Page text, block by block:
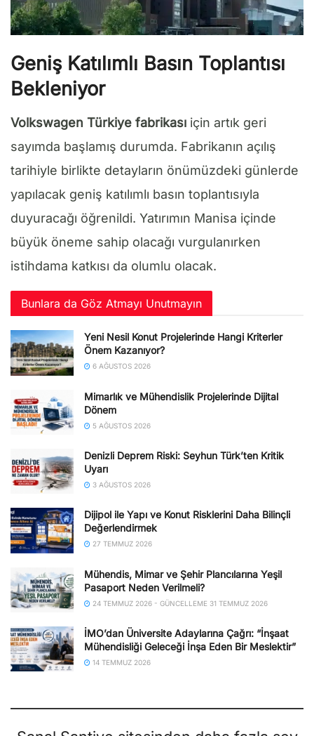
Geniş Katılımlı Basın Toplantısı
Bekleniyor
Volkswagen Türkiye fabrikası için artık geri
sayımda başlamış durumda. Fabrikanın açılış
tarihiyle birlikte detayların önümüzdeki günlerde
yapılacak geniş katılımlı basın toplantısıyla
duyuracağı öğrenildi. Yatırımın Manisa içinde
büyük öneme sahip olacağı vurgulanırken
istihdama katkısı da olumlu olacak.
Bunlara da Göz Atmayı Unutmayın
Yeni Nesil Konut Projelerinde Hangi Kriterler
Önem Kazanıyor?
6 AĞUSTOS 2026
Mimarlık ve Mühendislik Projelerinde Dijital
Dönem
5 AĞUSTOS 2026
Denizli Deprem Riski: Seyhun Türk’ten Kritik
Uyarı
3 AĞUSTOS 2026
Dijipol ile Yapı ve Konut Risklerini Daha Bilinçli
Değerlendirmek
27 TEMMUZ 2026
Mühendis, Mimar ve Şehir Plancılarına Yeşil
Pasaport Neden Verilmeli?
24 TEMMUZ 2026 - GÜNCELLEME 31 TEMMUZ 2026
İMO’dan Üniversite Adaylarına Çağrı: “İnşaat
Mühendisliği Geleceği İnşa Eden Bir Meslektir”
14 TEMMUZ 2026